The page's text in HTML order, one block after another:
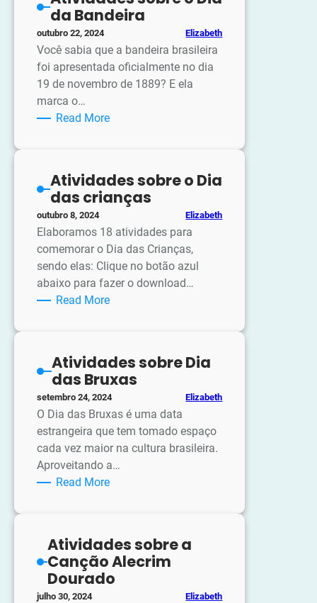
circo
da Bandeira
outubro 22, 2024 Elizabeth
Você sabia que a bandeira brasileira
foi apresentada oficialmente no dia
19 de novembro de 1889? E ela
marca o…
Read More:
Dia
da
Atividades sobre o Dia
das crianças
outubro 8, 2024 Elizabeth
Elaboramos 18 atividades para
comemorar o Dia das Crianças,
sendo elas: Clique no botão azul
abaixo para fazer o download…
Read More:
Dia
das
crianças
Atividades sobre Dia
das Bruxas
setembro 24, 2024 Elizabeth
O Dia das Bruxas é uma data
estrangeira que tem tomado espaço
cada vez maior na cultura brasileira.
Aproveitando a…
Read More:
das
Bruxas
Atividades sobre a
Canção Alecrim
Dourado
julho 30, 2024 Elizabeth